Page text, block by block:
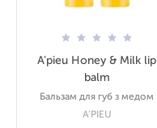
A'pieu Honey & Milk lip
balm
Бальзам для губ з медом
A'PIEU